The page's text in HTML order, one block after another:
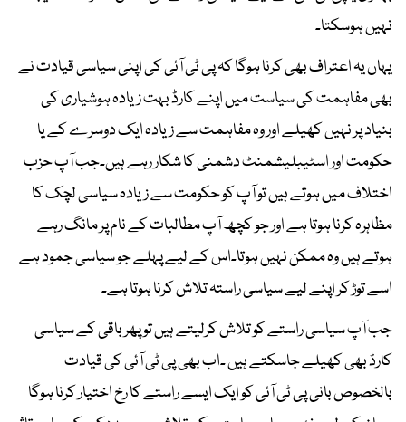
نہیں ہوسکتا۔
یہاں یہ اعتراف بھی کرنا ہوگا کہ پی ٹی آئی کی اپنی سیاسی قیادت نے
بھی مفاہمت کی سیاست میں اپنے کارڈ بہت زیادہ ہوشیاری کی
بنیاد پر نہیں کھیلے اور وہ مفاہمت سے زیادہ ایک دوسرے کے یا
حکومت اور اسٹیبلیشمنٹ دشمنی کا شکار رہے ہیں۔جب آپ حزب
اختلاف میں ہوتے ہیں تو آپ کو حکومت سے زیادہ سیاسی لچک کا
مظاہرہ کرنا ہوتا ہے اور جو کچھ آپ مطالبات کے نام پر مانگ رہے
ہوتے ہیں وہ ممکن نہیں ہوتا۔اس کے لیے پہلے جو سیاسی جمود ہے
اسے توڑ کر اپنے لیے سیاسی راستہ تلاش کرنا ہوتا ہے۔
جب آپ سیاسی راستے کو تلاش کرلیتے ہیں تو پھر باقی کے سیاسی
کارڈ بھی کھیلے جاسکتے ہیں ۔اب بھی پی ٹی آئی کی قیادت
بالخصوص بانی پی ٹی آئی کو ایک ایسے راستے کا رخ اختیار کرنا ہوگا